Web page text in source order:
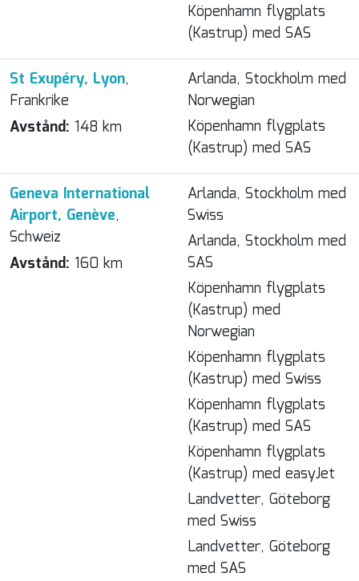
Köpenhamn flygplats
(Kastrup) med SAS
St Exupéry, Lyon,
Frankrike
Avstånd: 148 km
Arlanda, Stockholm med
Norwegian
Köpenhamn flygplats
(Kastrup) med SAS
Geneva International
Airport, Genève,
Schweiz
Avstånd: 160 km
Arlanda, Stockholm med
Swiss
Arlanda, Stockholm med
SAS
Köpenhamn flygplats
(Kastrup) med
Norwegian
Köpenhamn flygplats
(Kastrup) med Swiss
Köpenhamn flygplats
(Kastrup) med SAS
Köpenhamn flygplats
(Kastrup) med easyJet
Landvetter, Göteborg
med Swiss
Landvetter, Göteborg
med SAS